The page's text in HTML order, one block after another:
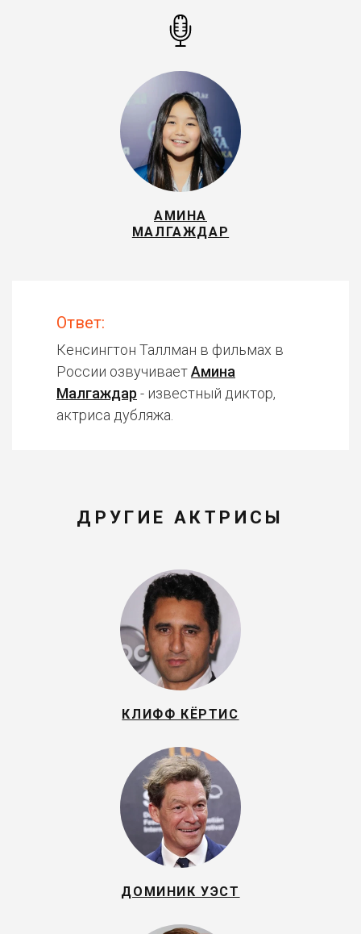
АМИНА
МАЛГАЖДАР
Ответ:
Кенсингтон Таллман в фильмах в
России озвучиваетАмина
Малгаждар - известный диктор,
актриса дубляжа.
ДРУГИЕ АКТРИСЫ
КЛИФФ КЁРТИС
ДОМИНИК УЭСТ